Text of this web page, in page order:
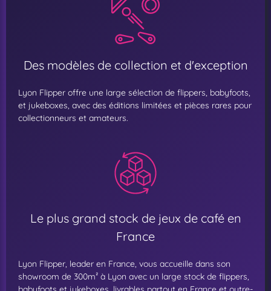
Des modèles de collection et d'exception
Lyon Flipper offre une large sélection de flippers, babyfoots,
et jukeboxes, avec des éditions limitées et pièces rares pour
collectionneurs et amateurs.
Le plus grand stock de jeux de café en
France
Lyon Flipper, leader en France, vous accueille dans son
showroom de 300m² à Lyon avec un large stock de flippers,